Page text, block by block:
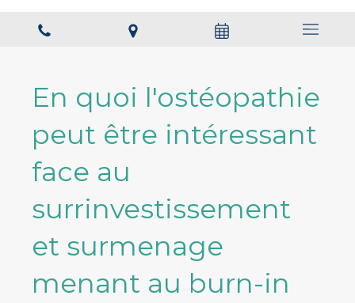
En quoi l'ostéopathie
peut être intéressant
face au
surrinvestissement
et surmenage
menant au burn-in